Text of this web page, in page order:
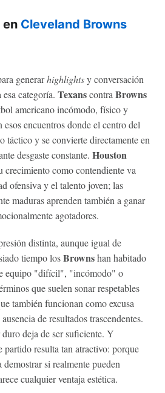
en Cleveland Browns
generarhighlightsy conversación
categoría. Texanscontra Browns
americano incómodo, físico y
encuentros donde el centro del
táctico y se convierte directamente en
desgaste constante. Houston
crecimiento como contendiente va
ofensiva y el talento joven; las
maduras aprenden también a ganar
agotadores.
distinta, aunque igual de
tiempo losBrownshan habitado
equipo "difícil", "incómodo" o
que suelen sonar respetables
también funcionan como excusa
de resultados trascendentes.
deja de ser suficiente. Y
partido resulta tan atractivo: porque
si realmente pueden
cualquier ventaja estética.